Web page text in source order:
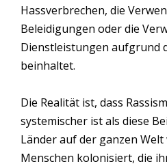
Hassverbrechen, die
Beleidigungen oder die
Dienstleistungen aufgrund
beinhaltet.
Die Realität ist, dass
systemischer ist als diese
Länder auf der ganzen
Menschen kolonisiert, die